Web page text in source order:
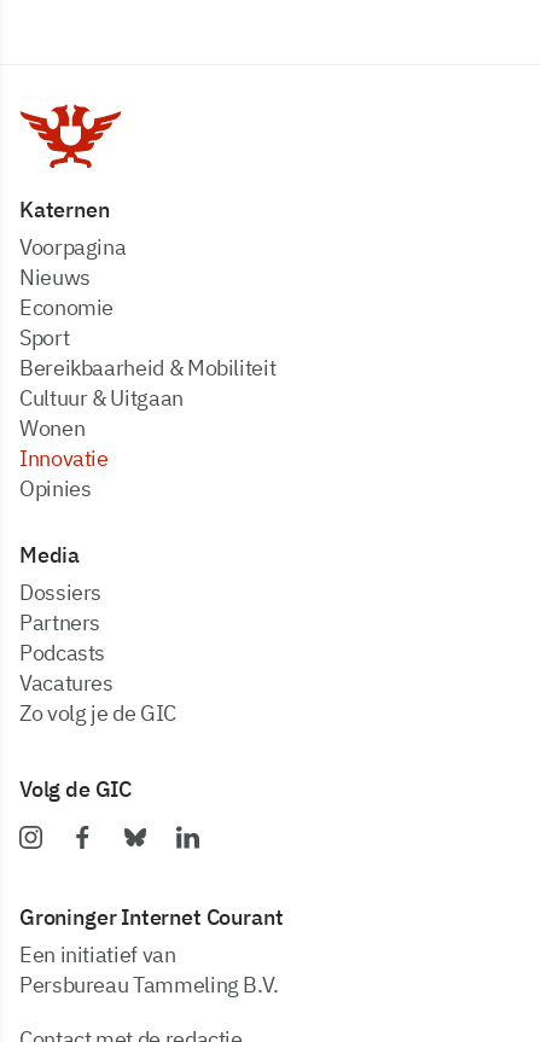
Katernen
Voorpagina
Nieuws
Economie
Sport
Bereikbaarheid & Mobiliteit
Cultuur & Uitgaan
Wonen
Innovatie
Opinies
Media
dossiers
partners
podcasts
vacatures
zo volg je de GIC
Volg de GIC
Groninger Internet Courant
Een initiatief van
Persbureau Tammeling B.V.